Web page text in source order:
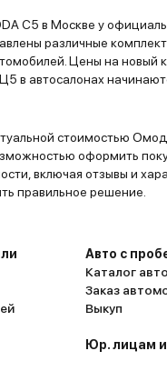
C5 в Москве у
различные
Цены на новый
в автосалонах
стоимостью
оформить
включая отзывы и
правильное решение.
Авто с
Каталог
Заказ
Выкуп
Юр. лицам